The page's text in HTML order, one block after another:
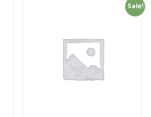
Sale!